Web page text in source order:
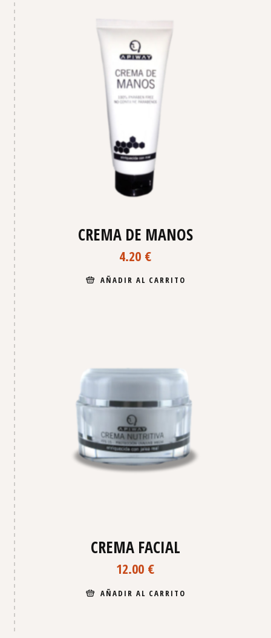
CREMA DE MANOS
4.20 €
AÑADIR AL CARRITO
CREMA FACIAL
12.00 €
AÑADIR AL CARRITO